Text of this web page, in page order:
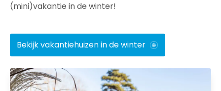
(mini)vakantie in de winter!
Bekijk vakantiehuizen in de winter